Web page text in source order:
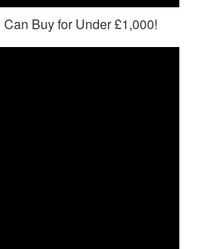
Buy for Under £1,000!